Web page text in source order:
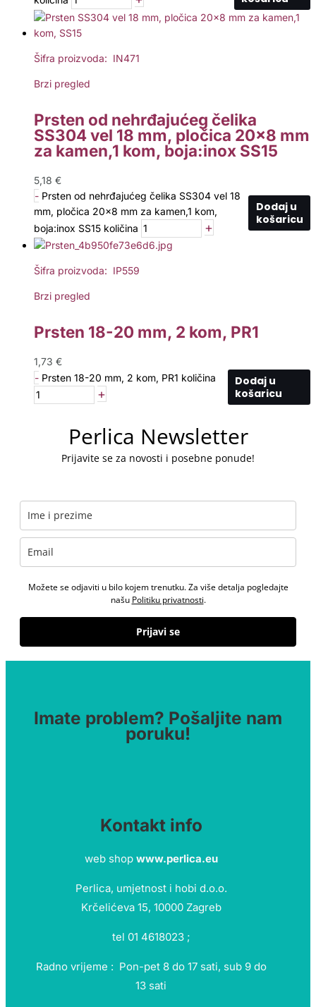
Šifra proizvoda: IN471
Brzi pregled
Prsten od nehrđajućeg čelika
SS304 vel 18 mm, pločica 20×8 mm
za kamen,1 kom, boja:inox SS15
5,18 €
- Prsten od nehrđajućeg čelika SS304 vel 18
mm, pločica 20x8 mm za kamen,1 kom,
boja:inox SS15 količina
+
Dodaj u
košaricu
Šifra proizvoda: IP559
Brzi pregled
Prsten 18-20 mm, 2 kom, PR1
1,73 €
- Prsten 18-20 mm, 2 kom, PR1 količina
+
Dodaj u
košaricu
Perlica Newsletter
Prijavite se za novosti i posebne ponude!
Možete se odjaviti u bilo kojem trenutku. Za više detalja pogledajte
našu Politiku privatnosti.
Prijavi se
Imate problem? Pošaljite nam
poruku!
Kontakt info
web shop www.perlica.eu
Perlica, umjetnost i hobi d.o.o.
Krčelićeva 15, 10000 Zagreb
tel 01 4618023 ;
Radno vrijeme : Pon-pet 8 do 17 sati, sub 9 do
13 sati